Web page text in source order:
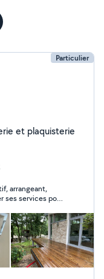
Particulier
et plaquisterie
arrangeant,
ses services pour